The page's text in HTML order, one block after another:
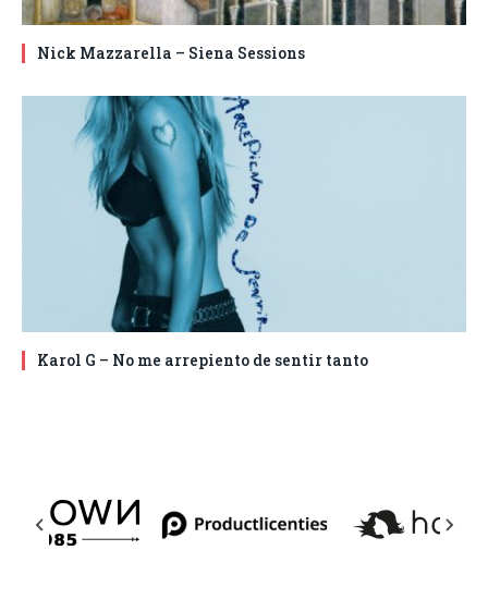
Nick Mazzarella – Siena Sessions
Karol G – No me arrepiento de sentir tanto